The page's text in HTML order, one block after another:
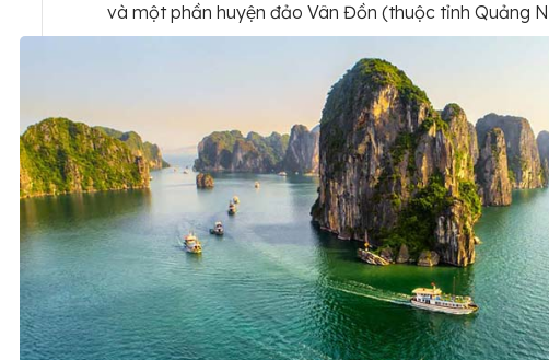
và một phần huyện đảo Vân Đồn (thuộc tỉnh Quảng